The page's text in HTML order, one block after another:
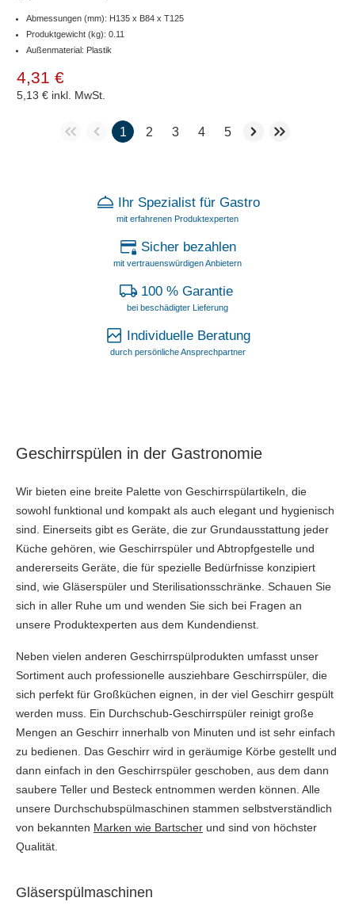
Abmessungen (mm): H135 x B84 x T125
Produktgewicht (kg): 0.11
Außenmaterial: Plastik
4,31 €
5,13 € inkl. MwSt.
1 2 3 4 5
Ihr Spezialist für Gastro
mit erfahrenen Produktexperten
Sicher bezahlen
mit vertrauenswürdigen Anbietern
100 % Garantie
bei beschädigter Lieferung
Individuelle Beratung
durch persönliche Ansprechpartner
Geschirrspülen in der Gastronomie
Wir bieten eine breite Palette von Geschirrspülartikeln, die
sowohl funktional und kompakt als auch elegant und hygienisch
sind. Einerseits gibt es Geräte, die zur Grundausstattung jeder
Küche gehören, wie Geschirrspüler und Abtropfgestelle und
andererseits Geräte, die für spezielle Bedürfnisse konzipiert
sind, wie Gläserspüler und Sterilisationsschränke. Schauen Sie
sich in aller Ruhe um und wenden Sie sich bei Fragen an
unsere Produktexperten aus dem Kundendienst.
Neben vielen anderen Geschirrspülprodukten umfasst unser
Sortiment auch professionelle ausziehbare Geschirrspüler, die
sich perfekt für Großküchen eignen, in der viel Geschirr gespült
werden muss. Ein Durchschub-Geschirrspüler reinigt große
Mengen an Geschirr innerhalb von Minuten und ist sehr einfach
zu bedienen. Das Geschirr wird in geräumige Körbe gestellt und
dann einfach in den Geschirrspüler geschoben, aus dem dann
saubere Teller und Besteck entnommen werden können. Alle
unsere Durchschubspülmaschinen stammen selbstverständlich
von bekannten Marken wie Bartscher und sind von höchster
Qualität.
Gläserspülmaschinen